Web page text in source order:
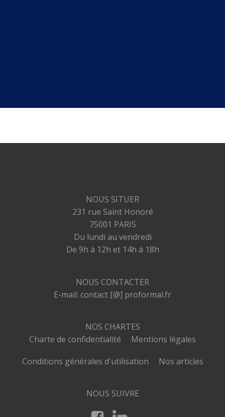
NOUS SITUER
231 rue Saint Honoré
75001 PARIS
Du lundi au vendredi
De 9h à 12h et 14h à 18h
NOUS CONTACTER
E-mail: contact [@] proformal.fr
NOS CHARTES
Charte de confidentialité
Mentions légales
Conditions générales d'utilisation
Nos articles
NOUS SUIVRE